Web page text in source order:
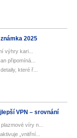
2025
výhry kari...
připomíná...
které ř...
VPN – srovnání
víry n...
„vnitřní...